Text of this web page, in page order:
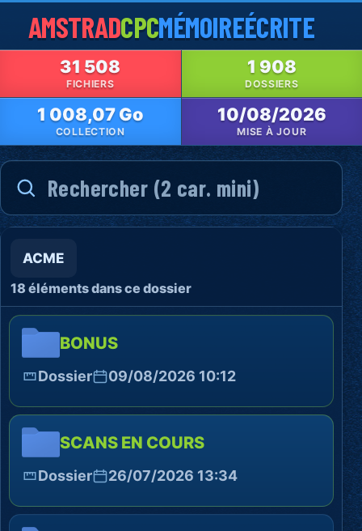
AMSTRADCPCMÉMOIREÉCRITE
31 508
FICHIERS
1 908
DOSSIERS
1 008,07 Go
COLLECTION
10/08/2026
MISE À JOUR
ACME
18 éléments dans ce dossier
BONUS
Dossier 09/08/2026 10:12
SCANS EN COURS
Dossier 26/07/2026 13:34